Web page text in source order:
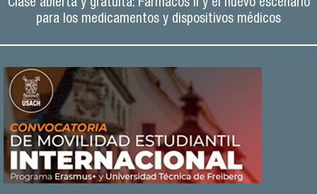
Clase abierta y gratuita: Fármacos II y el nuevo escenario
para los medicamentos y dispositivos médicos